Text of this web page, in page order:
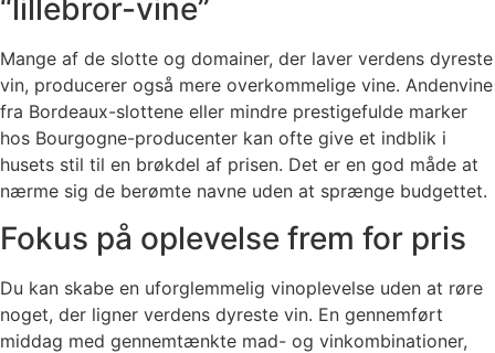
“lillebror-vine”
Mange af de slotte og domainer, der laver verdens dyreste
vin, producerer også mere overkommelige vine. Andenvine
fra Bordeaux-slottene eller mindre prestigefulde marker
hos Bourgogne-producenter kan ofte give et indblik i
husets stil til en brøkdel af prisen. Det er en god måde at
nærme sig de berømte navne uden at sprænge budgettet.
Fokus på oplevelse frem for pris
Du kan skabe en uforglemmelig vinoplevelse uden at røre
noget, der ligner verdens dyreste vin. En gennemført
middag med gennemtænkte mad- og vinkombinationer,